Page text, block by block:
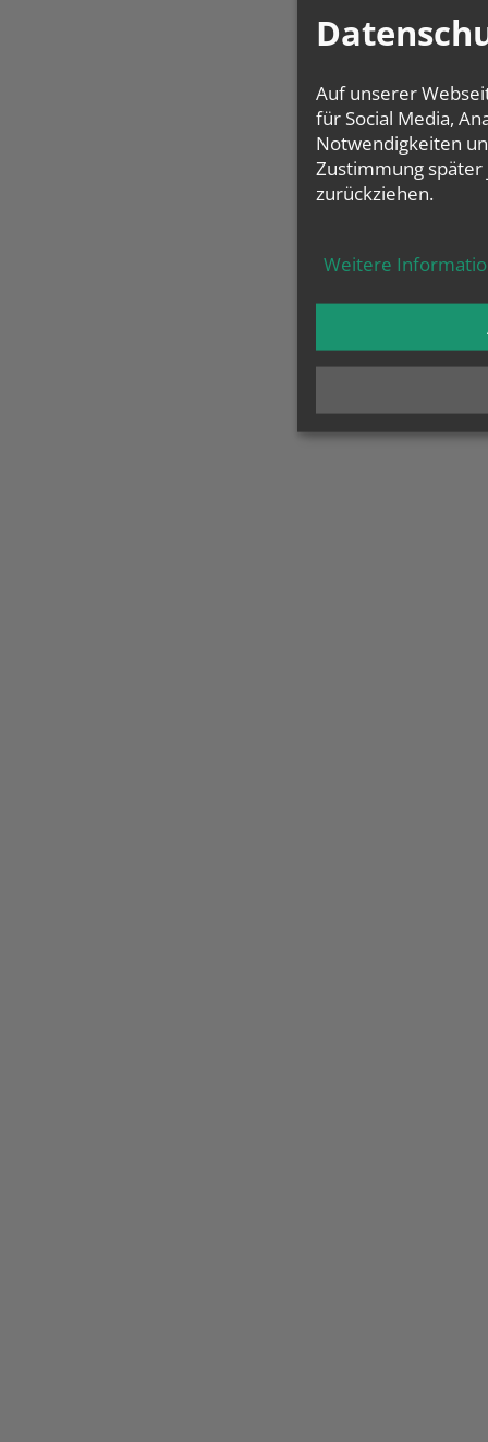
Auf unserer
für Social Media,
Notwendigkeiten
Zustimmung
zurückziehen.
Weitere